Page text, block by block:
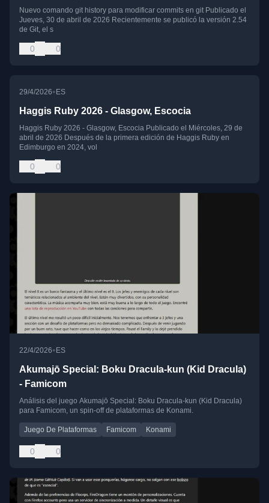
Nuevo comando git history para modificar commits en git Publicado el
Jueves, 30 de abril de 2026 Recientemente se publicó la versión 2.54
de Git, el s
0 0
29/4/2026•ES
Haggis Ruby 2026 - Glasgow, Escocia
Haggis Ruby 2026 - Glasgow, Escocia Publicado el Miércoles, 29 de
abril de 2026 Después de la primera edición de Haggis Ruby en
Edimburgo en 2024, vol
0 0
22/4/2026• ES
Akumajō Special: Boku Dracula-kun (Kid Dracula)
- Famicom
Análisis del juego Akumajō Special: Boku Dracula-kun (Kid Dracula)
para Famicom, un spin-off de plataformas de Konami.
Juego De Plataformas Famicom Konami
0 0